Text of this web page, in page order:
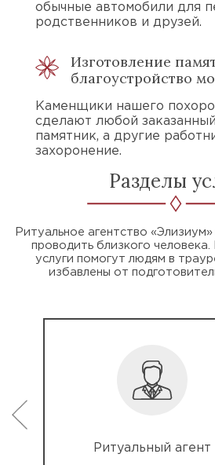
обычные автомобили для
родственников и друзей.
Изготовление
благоустройство
Каменщики нашего
сделают любой
памятник, а другие
захоронение.
Разделы
Ритуальное агентство
проводить близкого
услуги помогут людям в
избавлены от
Ритуальный агент